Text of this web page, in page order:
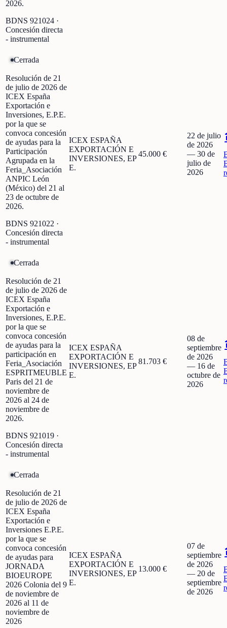
2026.
BDNS 921024 ·
Concesión directa
- instrumental
Cerrada
Resolución de 21
de julio de 2026 de
ICEX España
Exportación e
Inversiones, E.P.E.
por la que se
convoca concesión
de ayudas para la
Participación
Agrupada en la
Feria_Asociación
ANPIC León
(México) del 21 al
23 de octubre de
2026.
BDNS 921022 ·
Concesión directa
- instrumental
ICEX ESPAÑA
EXPORTACIÓN E
INVERSIONES, EP
E.
45.000 €
22 de julio
de 2026
— 30 de
julio de
2026
Cerrada
Resolución de 21
de julio de 2026 de
ICEX España
Exportación e
Inversiones, E.P.E.
por la que se
convoca concesión
de ayudas para la
participación en
Feria_Asociación
ESPRITMEUBLE
Paris del 21 de
noviembre de
2026 al 24 de
noviembre de
2026.
BDNS 921019 ·
Concesión directa
- instrumental
ICEX ESPAÑA
EXPORTACIÓN E
INVERSIONES, EP
E.
81.703 €
08 de
septiembre
de 2026
— 16 de
octubre de
2026
Cerrada
Resolución de 21
de julio de 2026 de
ICEX España
Exportación e
Inversiones E.P.E.
por la que se
convoca concesión
de ayudas para
JORNADA
BIOEUROPE
2026 Colonia del 9
de noviembre de
2026 al 11 de
noviembre de
2026
ICEX ESPAÑA
EXPORTACIÓN E
INVERSIONES, EP
E.
13.000 €
07 de
septiembre
de 2026
— 20 de
septiembre
de 2026